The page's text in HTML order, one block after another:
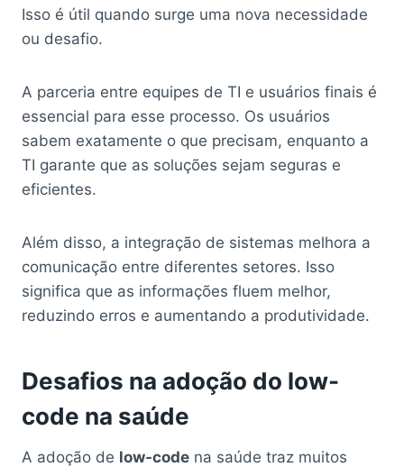
Isso é útil quando surge uma nova necessidade
ou desafio.
A parceria entre equipes de TI e usuários finais é
essencial para esse processo. Os usuários
sabem exatamente o que precisam, enquanto a
TI garante que as soluções sejam seguras e
eficientes.
Além disso, a integração de sistemas melhora a
comunicação entre diferentes setores. Isso
significa que as informações fluem melhor,
reduzindo erros e aumentando a produtividade.
Desafios na adoção do low-
code na saúde
A adoção de low-code na saúde traz muitos